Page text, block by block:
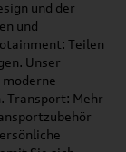
und der
und
Teilen
Unser
Transport: Mehr